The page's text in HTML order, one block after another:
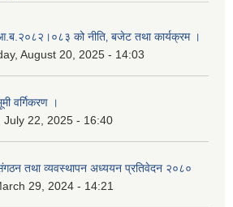
को नीति‚ बजेट तथा कार्यक्रम ।
August 20, 2025 - 14:03
वर्गिकरण ।
July 22, 2025 - 16:40
तथा व्यवस्थापन अध्ययन प्रतिवेदन २०८०
29, 2024 - 14:21